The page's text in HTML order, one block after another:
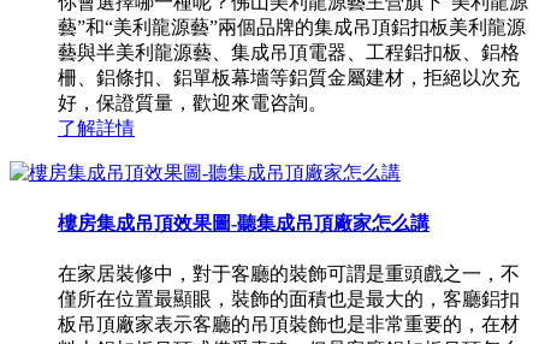
藝”和“美利龍源藝”兩個品牌的集成吊頂鋁扣板美利龍源
藝與半美利龍源藝、集成吊頂電器、工程鋁扣板、鋁格
柵、鋁條扣、鋁單板幕墻等鋁質金屬建材，拒絕以次充
好，保證質量，歡迎來電咨詢。
了解詳情
樓房集成吊頂效果圖-聽集成吊頂廠家怎么講
在家居裝修中，對于客廳的裝飾可謂是重頭戲之一，不
僅所在位置最顯眼，裝飾的面積也是最大的，客廳鋁扣
板吊頂廠家表示客廳的吊頂裝飾也是非常重要的，在材